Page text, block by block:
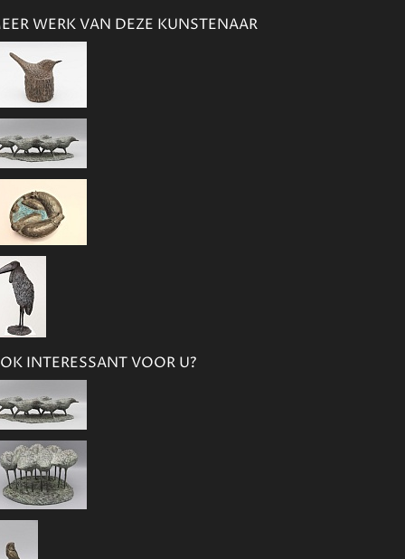
WERK VAN DEZE KUNSTENAAR
INTERESSANT VOOR U?